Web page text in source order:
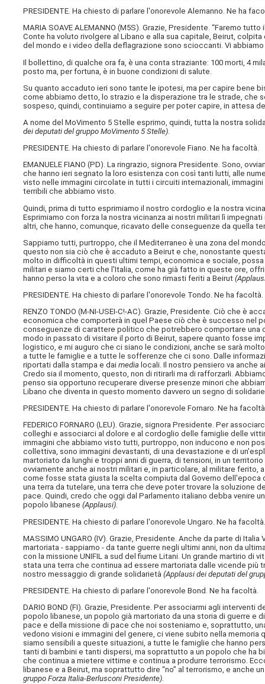
PRESIDENTE. Ha chiesto di parlare l'onorevole Alemanno. Ne ha
MARIA SOAVE ALEMANNO (M5S). Grazie, Presidente. “Faremo
Conte ha voluto rivolgere al Libano e alla sua capitale, Beirut,
del mondo e i video della deflagrazione sono scioccanti. Vi
Il bollettino, di qualche ora fa, è una conta straziante: 100 morti, 4
posto ma, per fortuna, è in buone condizioni di salute.
Su quanto accaduto ieri sono tante le ipotesi, ma per capire bene
come abbiamo detto, lo strazio e la disperazione tra le strade, che
sospeso, quindi, continuiamo a seguire per poter capire, in attesa
A nome del MoVimento 5 Stelle esprimo, quindi, tutta la nostra
dei deputati del gruppo MoVimento 5 Stelle)
PRESIDENTE. Ha chiesto di parlare l'onorevole Fiano. Ne ha facoltà.
EMANUELE FIANO (PD). La ringrazio, signora Presidente. Sono,
che hanno ieri segnato la loro esistenza con così tanti lutti, alle
visto nelle immagini circolate in tutti i circuiti internazionali,
terribili che abbiamo visto.
Quindi, prima di tutto esprimiamo il nostro cordoglio e la nostra
Esprimiamo con forza la nostra vicinanza ai nostri militari lì
altri, che hanno, comunque, ricavato delle conseguenze da quella
Sappiamo tutti, purtroppo, che il Mediterraneo è una zona del
questo non sia ciò che è accaduto a Beirut e che, nonostante
molto in difficoltà in questi ultimi tempi, economica e sociale,
militari e siamo certi che l'Italia, come ha già fatto in queste ore,
hanno perso la vita e a coloro che sono rimasti feriti a Beirut
PRESIDENTE. Ha chiesto di parlare l'onorevole Tondo. Ne ha facoltà.
RENZO TONDO (M-NI-USEI-C!-AC). Grazie, Presidente. Ciò che è
economica che comporterà in quel Paese ciò che è successo nel
conseguenze di carattere politico che potrebbero comportare una
modo in passato di visitare il porto di Beirut, sapere quanto fosse
logistico, e mi auguro che ci siano le condizioni, anche se sarà
a tutte le famiglie e a tutte le sofferenze che ci sono. Dalle
riportati dalla stampa e daimedia locali. Il nostro pensiero va anche
Credo sia il momento, questo, non di ritirarli ma di rafforzarli.
penso sia opportuno recuperare diverse presenze minori che
Libano che diventa in questo momento davvero un segno di
PRESIDENTE. Ha chiesto di parlare l'onorevole Fornaro. Ne ha
FEDERICO FORNARO (LEU). Grazie, signora Presidente. Per
colleghi e associarci al dolore e al cordoglio delle famiglie delle
immagini che abbiamo visto tutti, purtroppo, non inducono e non
collettiva, sono immagini devastanti, di una devastazione e di
martoriato da lunghi e troppi anni di guerra, di tensioni, in un
ovviamente anche ai nostri militari e, in particolare, al militare
come fosse stata giusta la scelta compiuta dal Governo dell'epoca
una terra da tutelare, una terra che deve poter trovare la soluzione
pace. Quindi, credo che oggi dal Parlamento italiano debba venire
popolo libanese(Applausi).
PRESIDENTE. Ha chiesto di parlare l'onorevole Ungaro. Ne ha
MASSIMO UNGARO (IV). Grazie, Presidente. Anche da parte di Italia
martoriata - sappiamo - da tante guerre negli ultimi anni, non da
con la missione UNIFIL a sud del fiume Litani. Un grande martirio di
stata una terra che continua ad essere martoriata dalle vicende più
nostro messaggio di grande solidarietà(Applausi dei deputati del
PRESIDENTE. Ha chiesto di parlare l'onorevole Bond. Ne ha facoltà.
DARIO BOND (FI). Grazie, Presidente. Per associarmi agli interventi
popolo libanese, un popolo già martoriato da una storia di guerre
pace e della missione di pace che noi sosteniamo e, soprattutto,
vedono visioni e immagini del genere, ci viene subito nella
siamo sensibili a queste situazioni, a tutte le famiglie che hanno
tanti di bambini e tanti dispersi, ma soprattutto a un popolo che ha
che continua a mietere vittime e continua a produrre terrorismo.
libanese e a Beirut, ma soprattutto dire “no” al terrorismo, e anche
gruppo Forza Italia-Berlusconi Presidente).